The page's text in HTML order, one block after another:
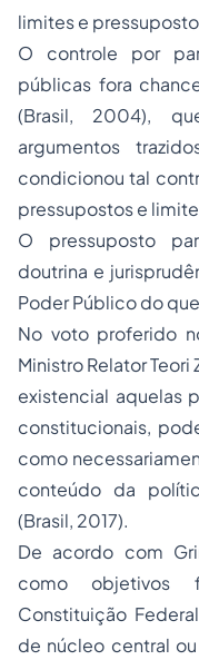
limites e
O controle por
públicas fora
(Brasil, 2004),
argumentos
condicionou tal
pressupostos e
O pressuposto
doutrina e
Poder Público do
No voto proferido
Ministro Relator
existencial aquelas
constitucionais,
como
conteúdo da
(Brasil, 2017).
De acordo com
como objetivos
Constituição
de núcleo central